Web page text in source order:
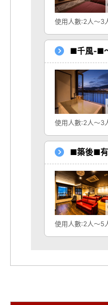
使用人數:2人～3
■千風-■
使用人數:2人～3
■築後■有
使用人數:2人～5